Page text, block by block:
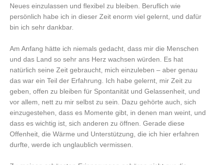
Neues einzulassen und flexibel zu bleiben. Beruflich wie
persönlich habe ich in dieser Zeit enorm viel gelernt, und dafür
bin ich sehr dankbar.
Am Anfang hätte ich niemals gedacht, dass mir die Menschen
und das Land so sehr ans Herz wachsen würden. Es hat
natürlich seine Zeit gebraucht, mich einzuleben – aber genau
das war ein Teil der Erfahrung. Ich habe gelernt, mir Zeit zu
geben, offen zu bleiben für Spontanität und Gelassenheit, und
vor allem, nett zu mir selbst zu sein. Dazu gehörte auch, sich
einzugestehen, dass es Momente gibt, in denen man weint, und
dass es wichtig ist, sich anderen zu öffnen. Gerade diese
Offenheit, die Wärme und Unterstützung, die ich hier erfahren
durfte, werde ich unglaublich vermissen.